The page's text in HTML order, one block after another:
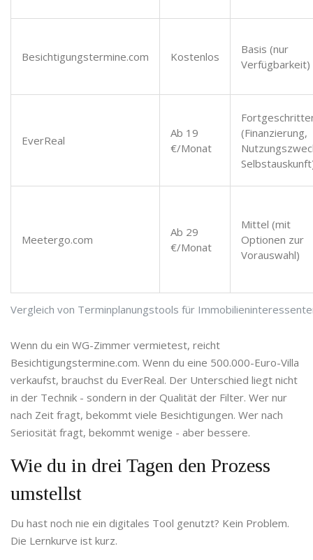
Vergleich von Terminplanungstools für
Besichtigungstermine.com Kostenlos
Basis (nur
Verfügbarkeit)
EverReal
Ab 19
€/Monat
(Finanzierung,
Meetergo.com
Ab 29
€/Monat
Mittel (mit
Optionen zur
Vorauswahl)
Wenn du ein WG-Zimmer vermietest, reicht
Besichtigungstermine.com. Wenn du eine 500.000-Euro-Villa
verkaufst, brauchst du EverReal. Der Unterschied liegt nicht
in der Technik - sondern in der Qualität der Filter. Wer nur
nach Zeit fragt, bekommt viele Besichtigungen. Wer nach
Seriosität fragt, bekommt wenige - aber bessere.
Wie du in drei Tagen den Prozess
umstellst
Du hast noch nie ein digitales Tool genutzt? Kein Problem.
Die Lernkurve ist kurz.